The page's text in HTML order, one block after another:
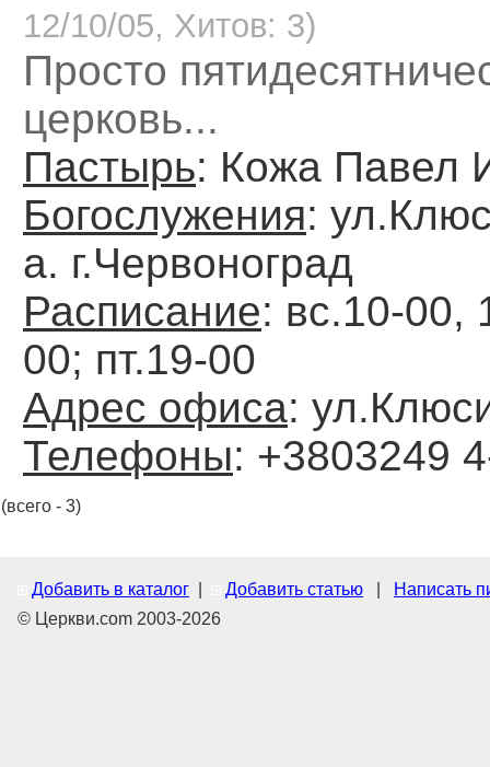
12/10/05, Хитов: 3)
Просто
церковь...
Пастырь: Кожа Павел
Богослужения:
а. г.Червоноград
Расписание: вс.10-00,
00; пт.19-00
Адрес офиса:
Телефоны: +3803249
(всего - 3)
Добавить в каталог Добавить статью
Написать
© Церкви.com 2003-2026